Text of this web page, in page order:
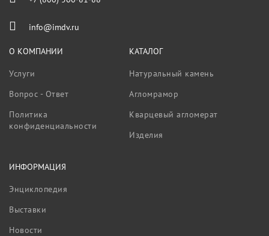
info@imdv.ru
О КОМПАНИИ
Услуги
Вопрос - Ответ
Политика
конфиденциальности
КАТАЛОГ
Натуральный камень
Агломрамор
Кварцевый агломерат
Изделия
ИНФОРМАЦИЯ
Энциклопедия
Выставки
Новости